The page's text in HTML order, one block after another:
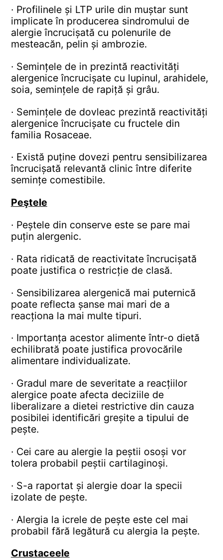
· Profilinele și LTP urile din muștar sunt
implicate în producerea sindromului de
alergie încrucișată cu polenurile de
mesteacăn, pelin și ambrozie.
· Semințele de in prezintă reactivități
alergenice încrucișate cu lupinul, arahidele,
soia, semințele de rapiță și grâu.
· Semințele de dovleac prezintă reactivități
alergenice încrucișate cu fructele din
familia Rosaceae.
· Există puține dovezi pentru sensibilizarea
încrucișată relevantă clinic între diferite
semințe comestibile.
Peştele
· Peștele din conserve este se pare mai
puțin alergenic.
· Rata ridicată de reactivitate încrucișată
poate justifica o restricție de clasă.
· Sensibilizarea alergenică mai puternică
poate reflecta șanse mai mari de a
reacționa la mai multe tipuri.
· Importanța acestor alimente într-o dietă
echilibrată poate justifica provocările
alimentare individualizate.
· Gradul mare de severitate a reacțiilor
alergice poate afecta deciziile de
liberalizare a dietei restrictive din cauza
posibilei identificări greșite a tipului de
pește.
· Cei care au alergie la peștii osoși vor
tolera probabil peștii cartilaginoși.
· S-a raportat și alergie doar la specii
izolate de pește.
· Alergia la icrele de pește este cel mai
probabil fără legătură cu alergia la pește.
Crustaceele